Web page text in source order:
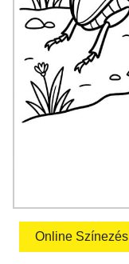
Online Színezés